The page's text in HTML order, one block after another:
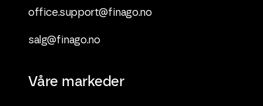
office.support@finago.no
salg@finago.no
Våre markeder